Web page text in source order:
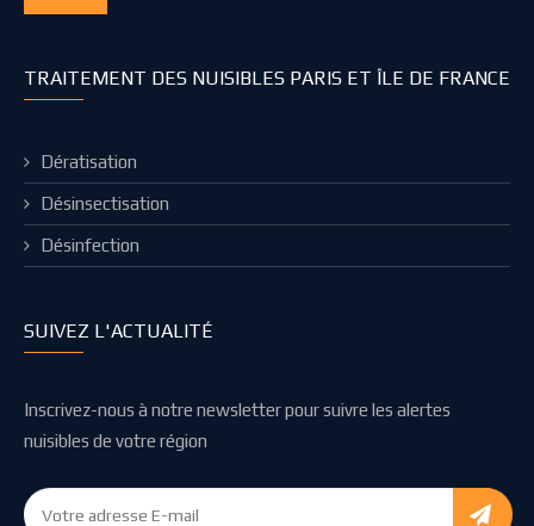
TRAITEMENT DES NUISIBLES PARIS ET ÎLE DE FRANCE
Dératisation
Désinsectisation
Désinfection
SUIVEZ L'ACTUALITÉ
Inscrivez-nous à notre newsletter pour suivre les alertes
nuisibles de votre région